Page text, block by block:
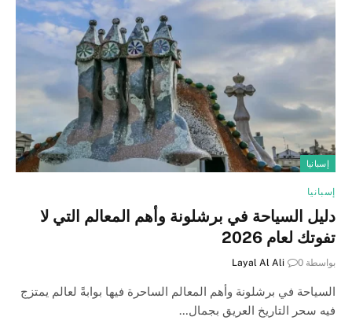
إسبانيا
إسبانيا
دليل السياحة في برشلونة وأهم المعالم التي لا
تفوتك لعام 2026
بواسطة Layal Al Ali 0
السياحة في برشلونة وأهم المعالم الساحرة فيها بوابةً لعالم يمتزج
فيه سحر التاريخ العريق بجمال…